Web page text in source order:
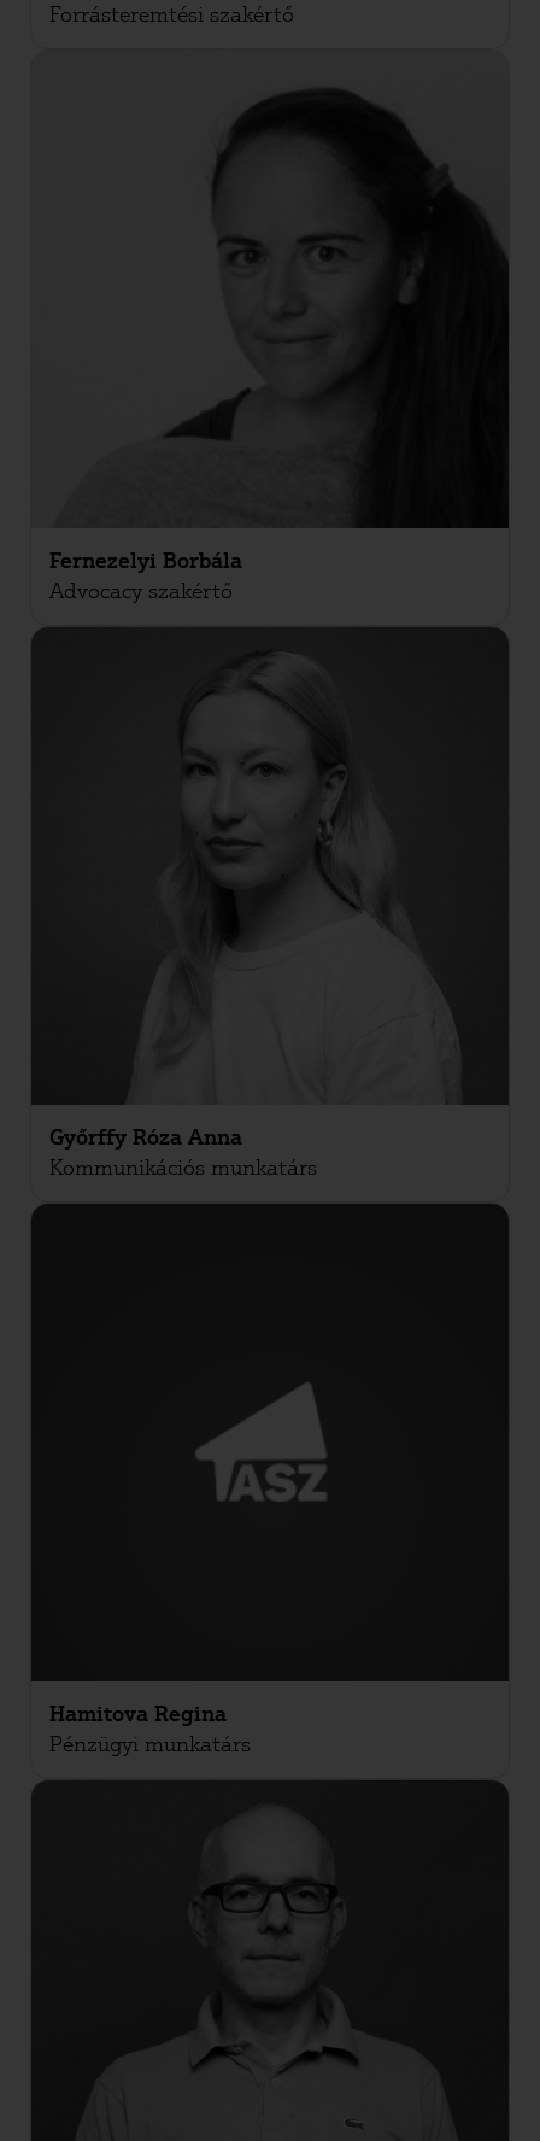
Forrásteremtési szakértő
Fernezelyi Borbála
Advocacy szakértő
Győrffy Róza Anna
Kommunikációs munkatárs
Hamitova Regina
Pénzügyi munkatárs